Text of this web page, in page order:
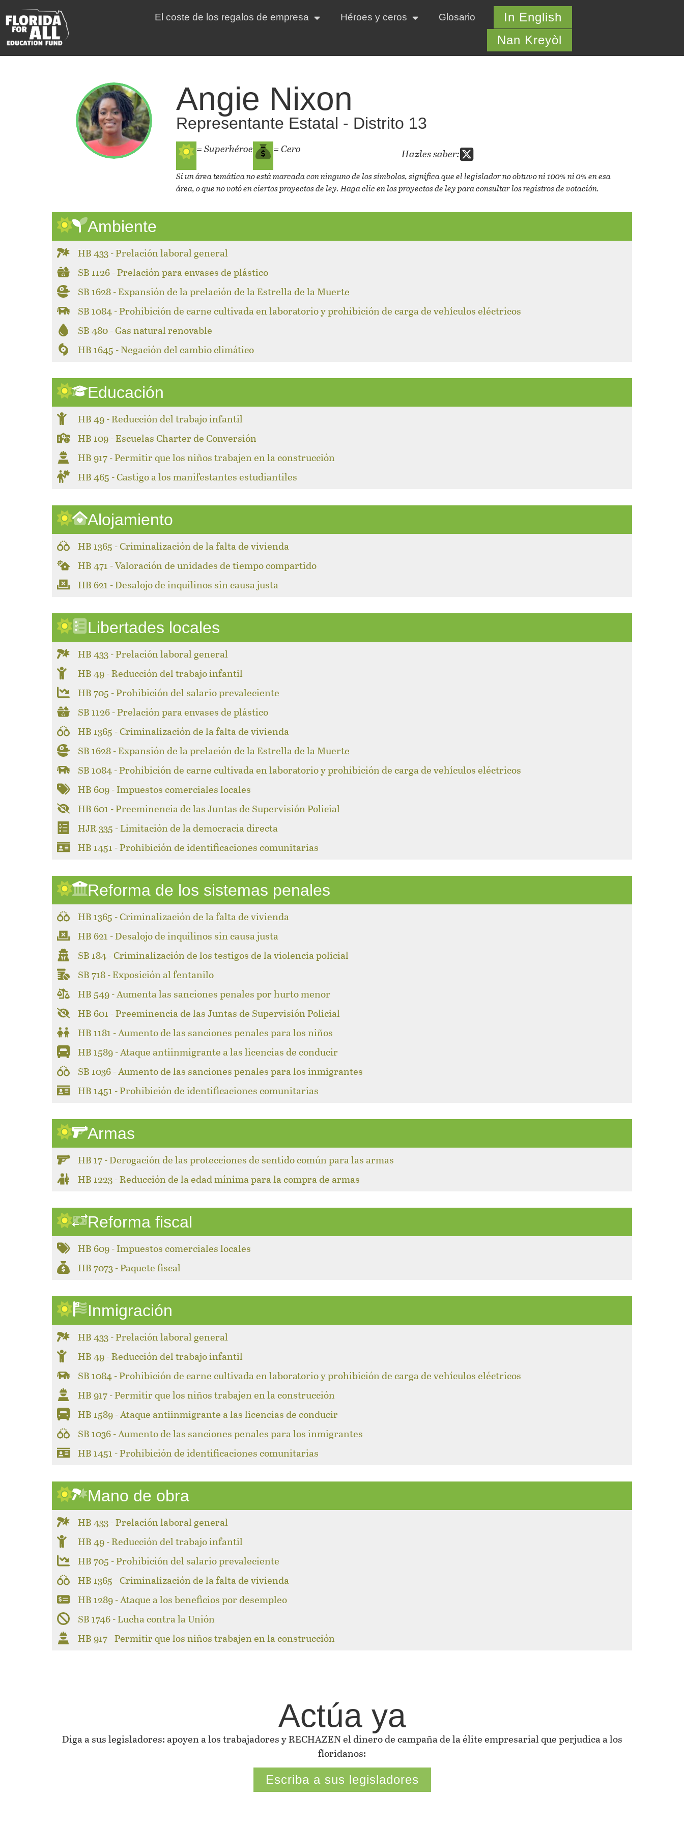
El coste de los regalos de empresa Héroes y ceros Glosario
In English
Nan Kreyòl
Angie Nixon
Representante Estatal - Distrito 13
= Superhéroe = Cero Hazles saber:
Si un área temática no está marcada con ninguno de los símbolos, significa que el legislador no obtuvo ni 100% ni 0% en esa
área, o que no votó en ciertos proyectos de ley. Haga clic en los proyectos de ley para consultar los registros de votación.
Ambiente
HB 433 - Prelación laboral general
SB 1126 - Prelación para envases de plástico
SB 1628 - Expansión de la prelación de la Estrella de la Muerte
SB 1084 - Prohibición de carne cultivada en laboratorio y prohibición de carga de vehículos eléctricos
SB 480 - Gas natural renovable
HB 1645 - Negación del cambio climático
Educación
HB 49 - Reducción del trabajo infantil
HB 109 - Escuelas Charter de Conversión
HB 917 - Permitir que los niños trabajen en la construcción
HB 465 - Castigo a los manifestantes estudiantiles
Alojamiento
HB 1365 - Criminalización de la falta de vivienda
HB 471 - Valoración de unidades de tiempo compartido
HB 621 - Desalojo de inquilinos sin causa justa
Libertades locales
HB 433 - Prelación laboral general
HB 49 - Reducción del trabajo infantil
HB 705 - Prohibición del salario prevaleciente
SB 1126 - Prelación para envases de plástico
HB 1365 - Criminalización de la falta de vivienda
SB 1628 - Expansión de la prelación de la Estrella de la Muerte
SB 1084 - Prohibición de carne cultivada en laboratorio y prohibición de carga de vehículos eléctricos
HB 609 - Impuestos comerciales locales
HB 601 - Preeminencia de las Juntas de Supervisión Policial
HJR 335 - Limitación de la democracia directa
HB 1451 - Prohibición de identificaciones comunitarias
Reforma de los sistemas penales
HB 1365 - Criminalización de la falta de vivienda
HB 621 - Desalojo de inquilinos sin causa justa
SB 184 - Criminalización de los testigos de la violencia policial
SB 718 - Exposición al fentanilo
HB 549 - Aumenta las sanciones penales por hurto menor
HB 601 - Preeminencia de las Juntas de Supervisión Policial
HB 1181 - Aumento de las sanciones penales para los niños
HB 1589 - Ataque antiinmigrante a las licencias de conducir
SB 1036 - Aumento de las sanciones penales para los inmigrantes
HB 1451 - Prohibición de identificaciones comunitarias
Armas
HB 17 - Derogación de las protecciones de sentido común para las armas
HB 1223 - Reducción de la edad mínima para la compra de armas
Reforma fiscal
HB 609 - Impuestos comerciales locales
HB 7073 - Paquete fiscal
Inmigración
HB 433 - Prelación laboral general
HB 49 - Reducción del trabajo infantil
SB 1084 - Prohibición de carne cultivada en laboratorio y prohibición de carga de vehículos eléctricos
HB 917 - Permitir que los niños trabajen en la construcción
HB 1589 - Ataque antiinmigrante a las licencias de conducir
SB 1036 - Aumento de las sanciones penales para los inmigrantes
HB 1451 - Prohibición de identificaciones comunitarias
Mano de obra
HB 433 - Prelación laboral general
HB 49 - Reducción del trabajo infantil
HB 705 - Prohibición del salario prevaleciente
HB 1365 - Criminalización de la falta de vivienda
HB 1289 - Ataque a los beneficios por desempleo
SB 1746 - Lucha contra la Unión
HB 917 - Permitir que los niños trabajen en la construcción
Actúa ya
Diga a sus legisladores: apoyen a los trabajadores y RECHAZEN el dinero de campaña de la élite empresarial que perjudica a los
floridanos:
Escriba a sus legisladores